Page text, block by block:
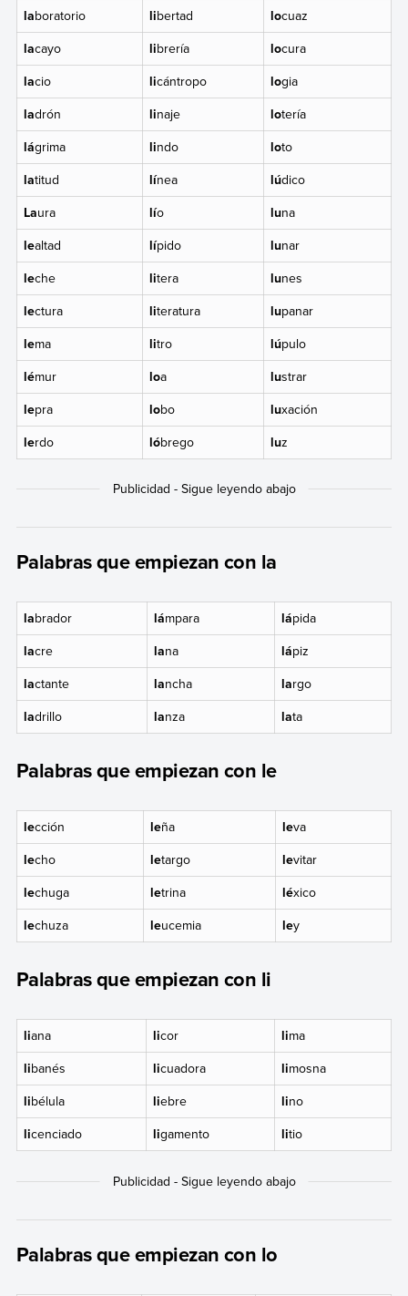
laboratorio libertad locuaz
lacayo librería locura
lacio licántropo logia
ladrón linaje lotería
lágrima lindo loto
latitud línea lúdico
Laura lío luna
lealtad lípido lunar
leche litera lunes
lectura literatura lupanar
lema litro lúpulo
lémur loa lustrar
lepra lobo luxación
lerdo lóbrego luz
Palabras que empiezan con la
labrador lámpara lápida
lacre lana lápiz
lactante lancha largo
ladrillo lanza lata
Palabras que empiezan con le
lección leña leva
lecho letargo levitar
lechuga letrina léxico
lechuza leucemia ley
Palabras que empiezan con li
liana licor lima
libanés licuadora limosna
libélula liebre lino
licenciado ligamento litio
Palabras que empiezan con lo